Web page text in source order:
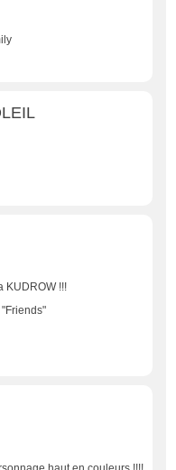
KUDROW !!!